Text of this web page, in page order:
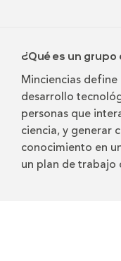
¿Qué es un
Minciencias
desarrollo
personas que
ciencia, y generar
conocimiento en
un plan de